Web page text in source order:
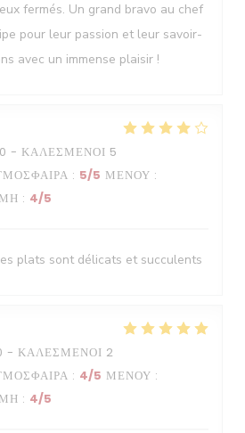
fermés. Un grand bravo au chef
pour leur passion et leur savoir-
avec un immense plaisir !
- ΚΑΛΕΣΜΈΝΟΙ 5
: 5/5 ΜΕΝΟΎ :
: 4/5
plats sont délicats et succulents
- ΚΑΛΕΣΜΈΝΟΙ 2
: 4/5 ΜΕΝΟΎ :
: 4/5
Neptune